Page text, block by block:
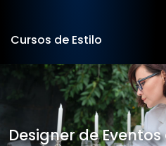
Cursos de Estilo
Designer de